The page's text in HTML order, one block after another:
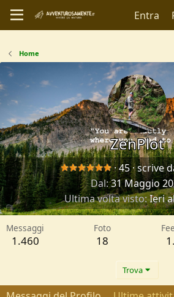
Entra
Home
ZenPlot
·45·scrive
Dal 31 Maggio
Ultima volta visto Ieri
Messaggi
1.460
Foto
18
Trova